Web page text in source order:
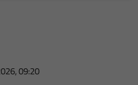
09:20